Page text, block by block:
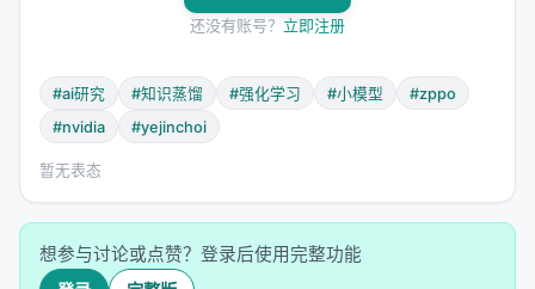
三、ZPPO 的三件套
1. BCQ：二元候选问题——让学生做选择题
对于一道"难题"（学生 rollout 准确率 < 50%），
ZPPO 构造一个 reformulated prompt：
[原问题]
还没有账号？ 立即注册
#ai研究 #知识蒸馏 #强化学习 #小模型
#zppo
#nvidia
#yejinchoi
暂无表态
想参与讨论或点赞？登录后使用完整功能